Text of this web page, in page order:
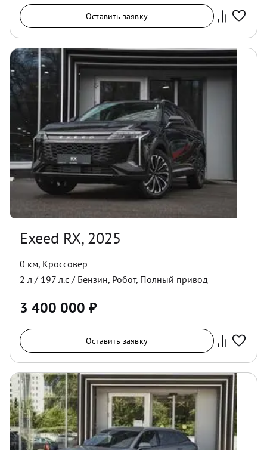
Оставить заявку
Exeed RX, 2025
0 км, Кроссовер
2 л / 197 л.с / Бензин, Робот, Полный привод
3 400 000 ₽
Оставить заявку